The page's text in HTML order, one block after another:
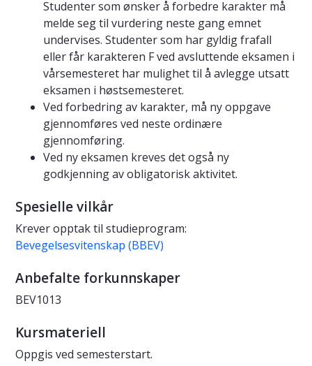
Studenter som ønsker å forbedre karakter må
melde seg til vurdering neste gang emnet
undervises. Studenter som har gyldig frafall
eller får karakteren F ved avsluttende eksamen i
vårsemesteret har mulighet til å avlegge utsatt
eksamen i høstsemesteret.
Ved forbedring av karakter, må ny oppgave
gjennomføres ved neste ordinære
gjennomføring.
Ved ny eksamen kreves det også ny
godkjenning av obligatorisk aktivitet.
Spesielle vilkår
Krever opptak til studieprogram:
Bevegelsesvitenskap (BBEV)
Anbefalte forkunnskaper
BEV1013
Kursmateriell
Oppgis ved semesterstart.